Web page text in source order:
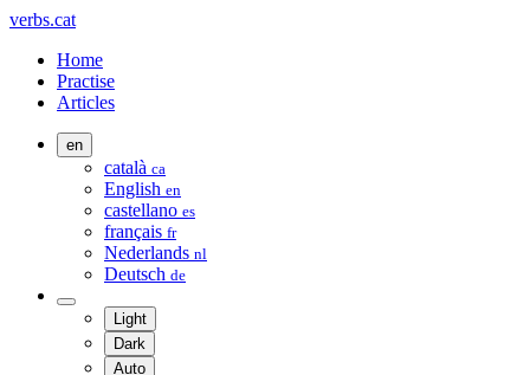
verbs.cat
Home
Practise
Articles
en
català ca
English en
castellano es
français fr
Nederlands nl
Deutsch de
Light
Dark
Auto